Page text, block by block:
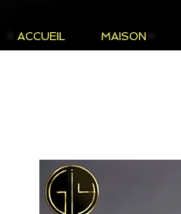
ACCUEIL MAISON